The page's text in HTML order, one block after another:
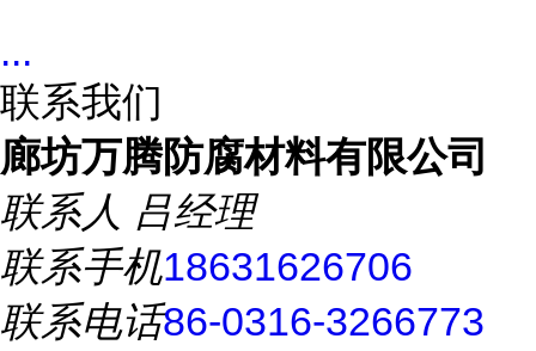
...
联系我们
廊坊万腾防腐材料有限公司
联系人 吕经理
联系手机18631626706
联系电话86-0316-3266773